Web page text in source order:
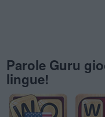
Parole Guru
lingue!